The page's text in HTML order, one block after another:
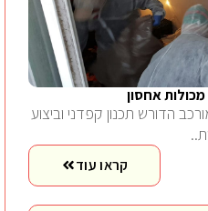
מכולות אחסון
הדורש תכנון קפדני וביצוע
קראו עוד